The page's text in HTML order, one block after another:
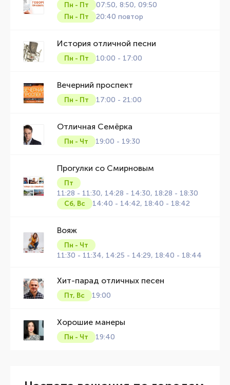
Пн - Пт 07:50, 8:50, 09:50
Пн - Пт 20:40 повтор
История отличной песни
Пн - Пт 10:00 - 17:00
Вечерний проспект
Пн - Пт 17:00 - 21:00
Отличная Семёрка
Пн - Чт 19:00 - 19:30
Прогулки со Смирновым
Пт
11:28 - 11:30, 14:28 - 14:30, 18:28 - 18:30
Сб, Вс 14:40 - 14:42, 18:40 - 18:42
Вояж
Пн - Чт
11:30 - 11:34, 14:25 - 14:29, 18:40 - 18:44
Хит-парад отличных песен
Пт, Вс 19:00
Хорошие манеры
Пн - Чт 19:40